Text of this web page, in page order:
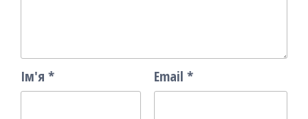
Ім'я * Email *